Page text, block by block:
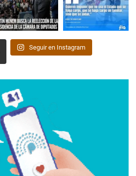
Seguir en Instagram